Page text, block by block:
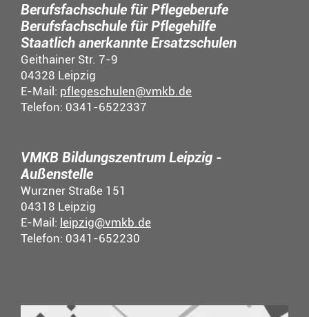
Berufsfachschule für Pflegeberufe
Berufsfachschule für Pflegehilfe
Staatlich anerkannte Ersatzschulen
Geithainer Str. 7-9
04328 Leipzig
E-Mail: pflegeschulen@vmkb.de
Telefon: 0341-6522337
VMKB Bildungszentrum Leipzig -
Außenstelle
Wurzner Straße 151
04318 Leipzig
E-Mail: leipzig@vmkb.de
Telefon: 0341-652230